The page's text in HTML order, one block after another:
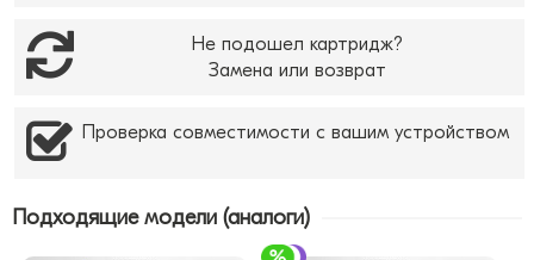
Не подошел картридж?
Замена или возврат
Проверка совместимости с вашим устройством
Подходящие модели (аналоги)